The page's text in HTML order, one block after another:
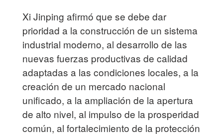
Xi Jinping afirmó que se debe dar
prioridad a la construcción de un sistema
industrial moderno, al desarrollo de las
nuevas fuerzas productivas de calidad
adaptadas a las condiciones locales, a la
creación de un mercado nacional
unificado, a la ampliación de la apertura
de alto nivel, al impulso de la prosperidad
común, al fortalecimiento de la protección